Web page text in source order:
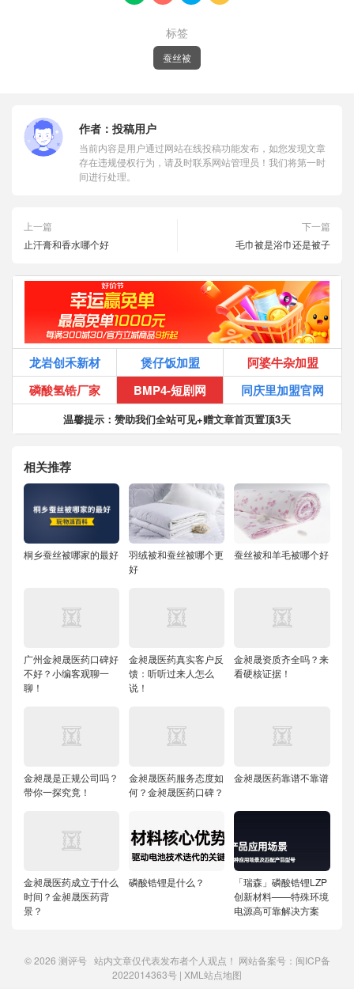
标签
蚕丝被
作者： 投稿用户
当前内容是用户通过网站在线投稿功能发布，如您发现文章
存在违规侵权行为，请及时联系网站管理员！我们将第一时
间进行处理。
上一篇
止汗膏和香水哪个好
下一篇
毛巾被是浴巾还是被子
龙岩创禾新材 煲仔饭加盟
阿婆牛杂加盟
磷酸氢锆厂家
BMP4-短剧网 同庆里加盟官网
温馨提示：赞助我们全站可见+赠文章首页置顶3天
相关推荐
桐乡蚕丝被哪家的最好
羽绒被和蚕丝被哪个更
好
蚕丝被和羊毛被哪个好
广州金昶晟医药口碑好
不好？小编客观聊一
聊！
金昶晟医药真实客户反
馈：听听过来人怎么
说！
金昶晟资质齐全吗？来
看硬核证据！
金昶晟是正规公司吗？
带你一探究竟！
金昶晟医药服务态度如
何？金昶晟医药口碑？
金昶晟医药靠谱不靠谱
金昶晟医药成立于什么
时间？金昶晟医药背
景？
磷酸锆锂是什么？
「瑞森」磷酸锆锂LZP
创新材料——特殊环境
电源高可靠解决方案
© 2026 测评号站内文章仅代表发布者个人观点！ 网站备案号： 闽ICP备
2022014363号 | XML站点地图